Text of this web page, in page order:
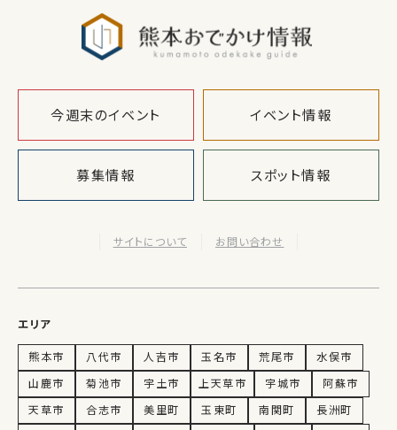
今週末のイベント イベント情報
募集情報 スポット情報
サイトについて お問い合わせ
エリア
熊本市 八代市 人吉市 玉名市 荒尾市
水俣市
山鹿市
菊池市 宇土市 上天草市 宇城市
阿蘇市
天草市
合志市 美里町 玉東町 南関町
長洲町